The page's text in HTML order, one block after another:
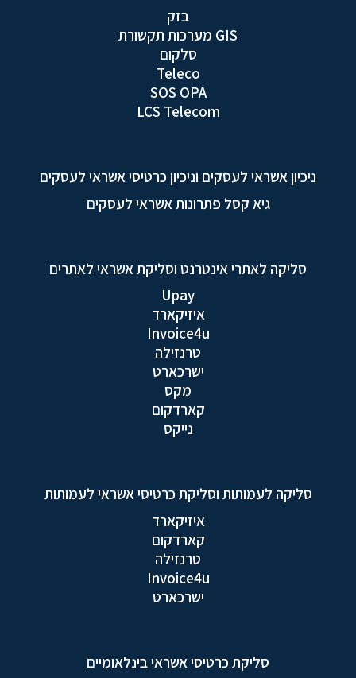
בזק
GIS מערכות תקשורת
סלקום
Teleco
SOS OPA
LCS Telecom
ניכיון אשראי לעסקים וניכיון כרטיסי אשראי לעסקים
גיא קסל פתרונות אשראי לעסקים
סליקה לאתרי אינטרנט וסליקת אשראי לאתרים
Upay
איזיקארד
Invoice4u
טרנזילה
ישרכארט
מקס
קארדקום
נייקס
סליקה לעמותות וסליקת כרטיסי אשראי לעמותות
איזיקארד
קארדקום
טרנזילה
Invoice4u
ישרכארט
סליקת כרטיסי אשראי בינלאומיים